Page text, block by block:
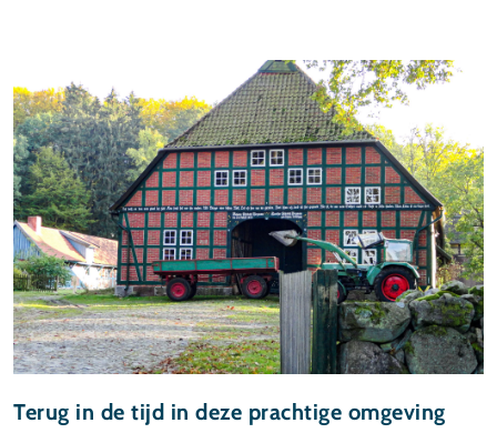
Terug in de tijd in deze prachtige omgeving